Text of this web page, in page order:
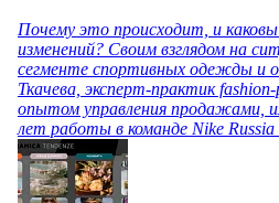
Почему это происходит, и
изменений? Своим взглядом на
сегменте спортивных одежды и
Ткачева, эксперт-практик
опытом управления продажами,
лет работы в команде Nike Russia